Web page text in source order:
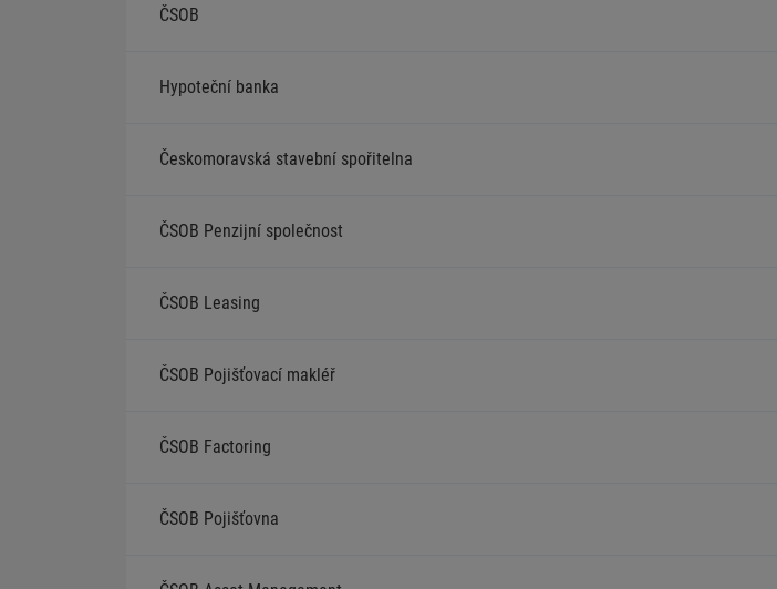
ČSOB
Hypoteční banka
Českomoravská stavební spořitelna
ČSOB Penzijní společnost
ČSOB Leasing
ČSOB Pojišťovací makléř
ČSOB Factoring
ČSOB Pojišťovna